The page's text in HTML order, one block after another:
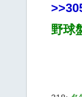
野球